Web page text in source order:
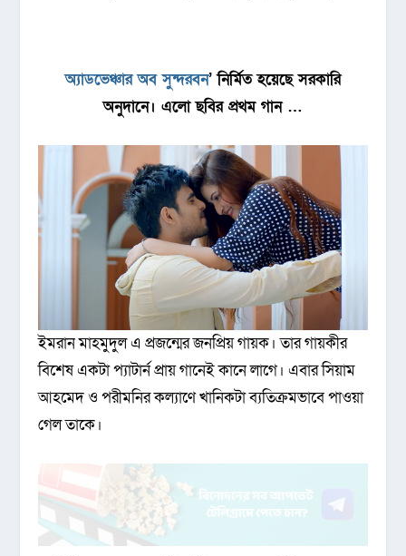
অ্যাডভেঞ্চার অব সুন্দরবন’ নির্মিত হয়েছে সরকারি
অনুদানে। এলো ছবির প্রথম গান …
ইমরান মাহমুদুল এ প্রজন্মের জনপ্রিয় গায়ক। তার গায়কীর
বিশেষ একটা প্যাটার্ন প্রায় গানেই কানে লাগে। এবার সিয়াম
আহমেদ ও পরীমনির কল্যাণে খানিকটা ব্যতিক্রমভাবে পাওয়া
গেল তাকে।